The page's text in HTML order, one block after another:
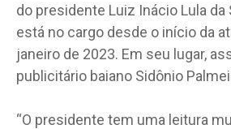
do presidente Luiz Inácio Lula da
está no cargo desde o início da
janeiro de 2023. Em seu lugar,
publicitário baiano Sidônio
“O presidente tem uma leitura